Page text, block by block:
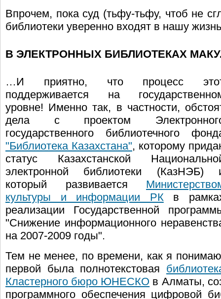
Впрочем, пока суд (тьфу-тьфу, чтоб не
библиотеки уверенно входят в нашу
В ЭЛЕКТРОННЫХ БИБЛИОТЕКАХ
…И приятно, что процесс
поддерживается на
уровне! Именно так, в частности,
дела с проектом
государственного библиотечного
"Библиотека Казахстана", которому
статус Казахстанской
электронной библиотеки (КазНЭБ)
который развивается
культуры и информации РКв
реализации Государственной
"Снижение информационного
на 2007-2009 годы".
Тем не менее, по времени, как я
первой была полнотекстовая
Кластерного бюро ЮНЕСКО в Алматы,
программного обеспечения цифровой